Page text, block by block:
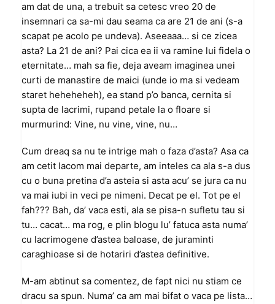
am dat de una, a trebuit sa cetesc vreo 20 de
insemnari ca sa-mi dau seama ca are 21 de ani (s-a
scapat pe acolo pe undeva). Aseeaaa… si ce zicea
asta? La 21 de ani? Pai cica ea ii va ramine lui fidela o
eternitate… mah sa fie, deja aveam imaginea unei
curti de manastire de maici (unde io ma si vedeam
staret heheheheh), ea stand p’o banca, cernita si
supta de lacrimi, rupand petale la o floare si
murmurind: Vine, nu vine, vine, nu…
Cum dreaq sa nu te intrige mah o faza d’asta? Asa ca
am cetit lacom mai departe, am inteles ca ala s-a dus
cu o buna pretina d’a asteia si asta acu’ se jura ca nu
va mai iubi in veci pe nimeni. Decat pe el. Tot pe el
fah??? Bah, da’ vaca esti, ala se pisa-n sufletu tau si
tu… cacat… ma rog, e plin blogu lu’ fatuca asta numa’
cu lacrimogene d’astea baloase, de juraminti
caraghioase si de hotariri d’astea definitive.
M-am abtinut sa comentez, de fapt nici nu stiam ce
dracu sa spun. Numa’ ca am mai bifat o vaca pe lista…